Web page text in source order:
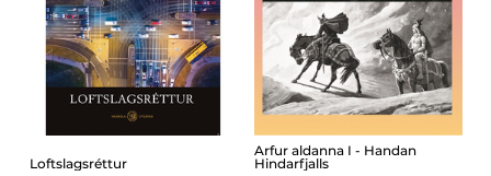
Loftslagsréttur
Arfur aldanna I - Handan
Hindarfjalls